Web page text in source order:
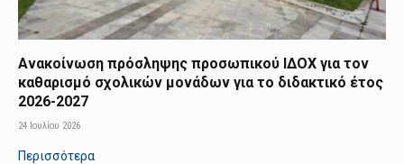
Ανακοίνωση πρόσληψης προσωπικού ΙΔΟΧ για τον
καθαρισμό σχολικών μονάδων για το διδακτικό έτος
2026-2027
24 Ιουλίου 2026
Περισσότερα